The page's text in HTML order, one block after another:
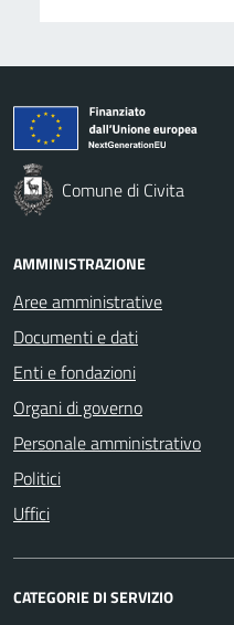
Comune di Civita
AMMINISTRAZIONE
Aree amministrative
Documenti e dati
Enti e fondazioni
Organi di governo
Personale amministrativo
Politici
Uffici
CATEGORIE DI SERVIZIO